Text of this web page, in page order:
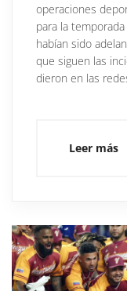
operaciones
para la
habían sido
que siguen las
dieron en las
Leer más